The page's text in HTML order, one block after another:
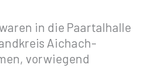
in die Paartalhalle
Aichach-
vorwiegend